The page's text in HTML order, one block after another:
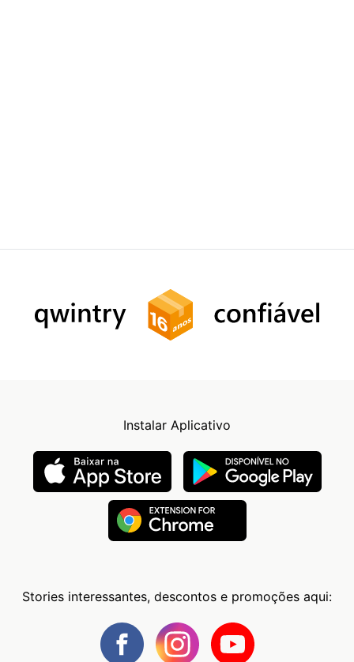
Instalar Aplicativo
Stories interessantes, descontos e promoções aqui: